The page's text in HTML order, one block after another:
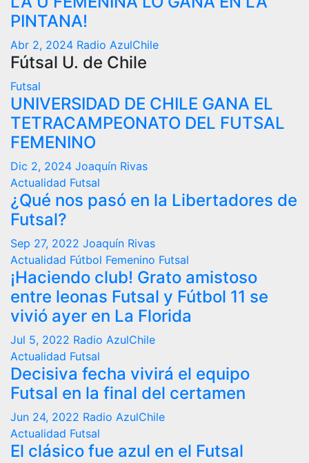
PINTANA!
Abr 2, 2024 Radio AzulChile
Fútsal U. de Chile
Futsal
UNIVERSIDAD DE CHILE GANA EL
TETRACAMPEONATO DEL FUTSAL
FEMENINO
Dic 2, 2024 Joaquín Rivas
Actualidad Futsal
¿Qué nos pasó en la Libertadores de
Futsal?
Sep 27, 2022 Joaquín Rivas
Actualidad Fútbol Femenino Futsal
¡Haciendo club! Grato amistoso
entre leonas Futsal y Fútbol 11 se
vivió ayer en La Florida
Jul 5, 2022 Radio AzulChile
Actualidad Futsal
Decisiva fecha vivirá el equipo
Futsal en la final del certamen
Jun 24, 2022 Radio AzulChile
Actualidad Futsal
El clásico fue azul en el Futsal